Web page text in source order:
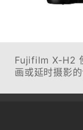
Fujifilm X-H2
画或延时摄影